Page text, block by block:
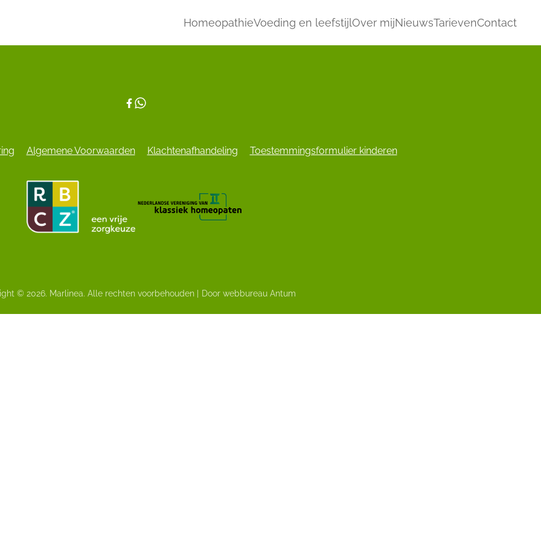
HomeopathieVoeding en leefstijlOver mijNieuwsTarievenContact
Algemene Voorwaarden Klachtenafhandeling Toestemmingsformulier kinderen
© 2026. Marlinea. Alle rechten voorbehouden | Door webbureau Antum